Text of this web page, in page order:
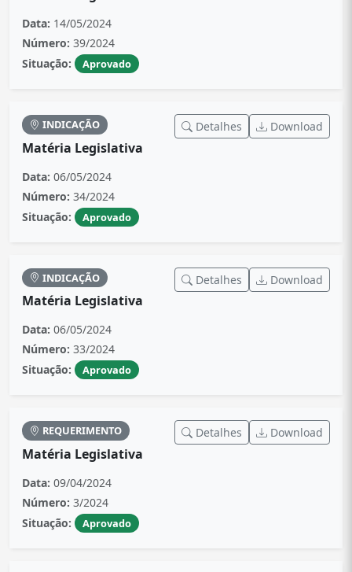
Data: 14/05/2024
Número: 39/2024
Situação:
Aprovado
INDICAÇÃO
Matéria Legislativa
Detalhes Download
Data: 06/05/2024
Número: 34/2024
Situação:
Aprovado
INDICAÇÃO
Matéria Legislativa
Detalhes Download
Data: 06/05/2024
Número: 33/2024
Situação:
Aprovado
REQUERIMENTO
Matéria Legislativa
Detalhes Download
Data: 09/04/2024
Número: 3/2024
Situação:
Aprovado